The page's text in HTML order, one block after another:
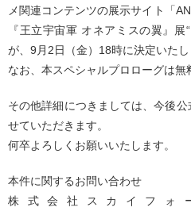
メ関連コンテンツの展示サイト「
『王立宇宙軍 オネアミスの翼』
が、9月2日（金）18時に決定いたし
なお、本スペシャルプロローグは無
その他詳細につきましては、今後
せていただきます。
何卒よろしくお願いいたします。
本件に関するお問い合わせ
株式会社スカイフォ